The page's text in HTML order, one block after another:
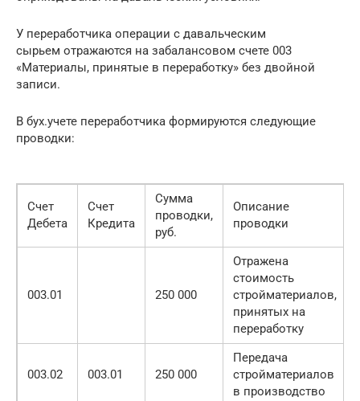
У переработчика операции с давальческим
сырьем отражаются на забалансовом счете 003
«Материалы, принятые в переработку» без двойной
записи.
В бух.учете переработчика формируются следующие
проводки:
Счет
Дебета
Счет
Кредита
Сумма
проводки,
руб.
Описание
проводки
003.01 250 000
Отражена
стоимость
стройматериалов,
принятых на
переработку
003.02 003.01 250 000
Передача
стройматериалов
в производство